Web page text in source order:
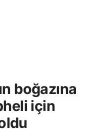
boğazına
için